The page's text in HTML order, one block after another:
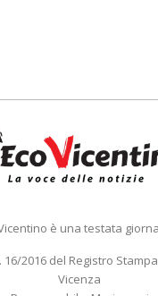
Vicentino è una testata
16/2016 del Registro
Vicenza